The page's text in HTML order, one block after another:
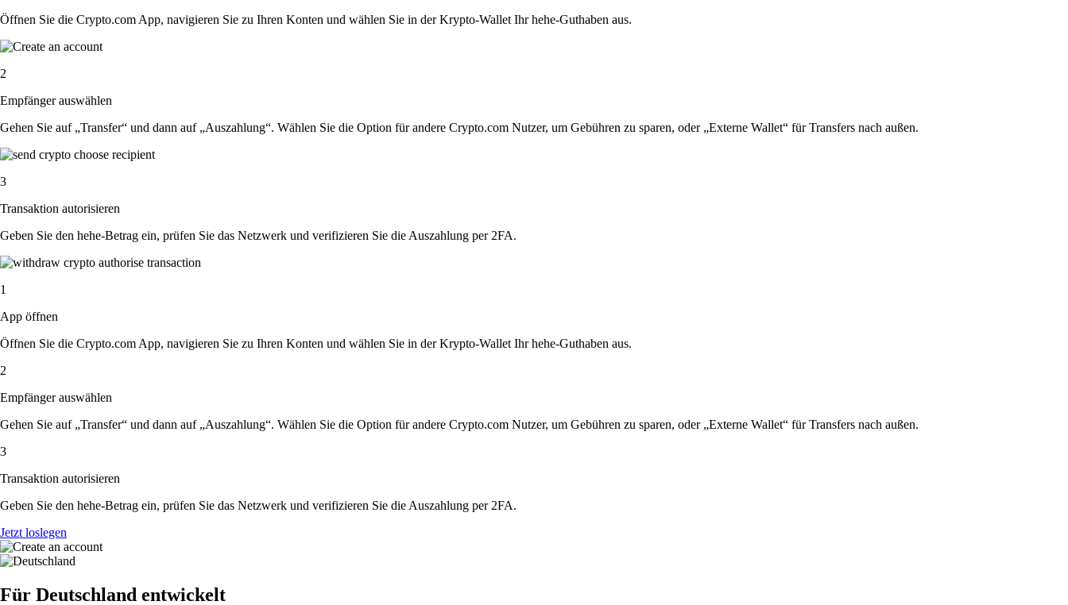
Öffnen Sie die Crypto.com App, navigieren Sie zu Ihren Konten und wählen Sie in der Krypto-Wallet Ihr hehe-Guthaben aus.
2
Empfänger auswählen
Gehen Sie auf „Transfer“ und dann auf „Auszahlung“. Wählen Sie die Option für andere Crypto.com Nutzer, um Gebühren zu sparen, oder „Externe Wallet“ für Transfers nach außen.
3
Transaktion autorisieren
Geben Sie den hehe-Betrag ein, prüfen Sie das Netzwerk und verifizieren Sie die Auszahlung per 2FA.
1
App öffnen
Öffnen Sie die Crypto.com App, navigieren Sie zu Ihren Konten und wählen Sie in der Krypto-Wallet Ihr hehe-Guthaben aus.
2
Empfänger auswählen
Gehen Sie auf „Transfer“ und dann auf „Auszahlung“. Wählen Sie die Option für andere Crypto.com Nutzer, um Gebühren zu sparen, oder „Externe Wallet“ für Transfers nach außen.
3
Transaktion autorisieren
Geben Sie den hehe-Betrag ein, prüfen Sie das Netzwerk und verifizieren Sie die Auszahlung per 2FA.
Jetzt loslegen
Für Deutschland entwickelt